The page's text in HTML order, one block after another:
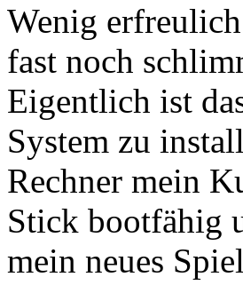
Wenig
fast noch
Eigentlich ist
System zu
Rechner mein
Stick bootfähig
mein neues